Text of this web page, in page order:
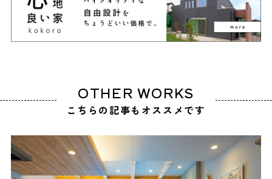
OTHER WORKS
こちらの記事もオススメです